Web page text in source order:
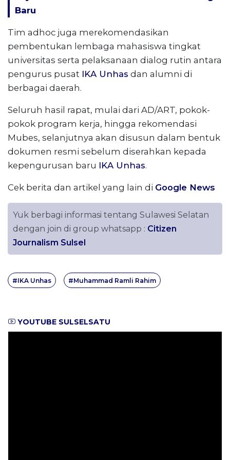
Baru
Tim adhoc juga merekomendasikan
pembentukan lembaga mahasiswa tingkat
universitas serta pelaksanaan dialog rutin antara
pengurus pusat IKA Unhas dan alumni di
berbagai daerah.
Seluruh hasil rapat, mulai dari AD/ART, pokok-
pokok program kerja, hingga rekomendasi
Mubes, selanjutnya akan disusun dalam bentuk
dokumen resmi sebelum diserahkan kepada
kepengurusan baru IKA Unhas.
Cek berita dan artikel yang lain di Google News
Yuk berbagi informasi tentang Sulawesi Selatan
dengan join di group whatsapp : Citizen
Journalism Sulsel
#IKA Unhas #Muhammad Ramli Rahim
YOUTUBE SULSELSATU